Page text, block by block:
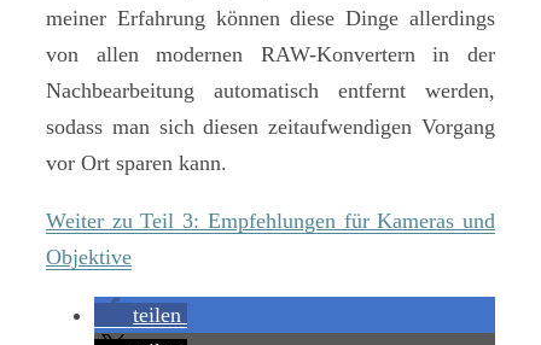
meiner Erfahrung können diese Dinge allerdings
von allen modernen RAW-Konvertern in der
Nachbearbeitung automatisch entfernt werden,
sodass man sich diesen zeitaufwendigen Vorgang
vor Ort sparen kann.
Weiter zu Teil 3: Empfehlungen für Kameras und
Objektive
teilen